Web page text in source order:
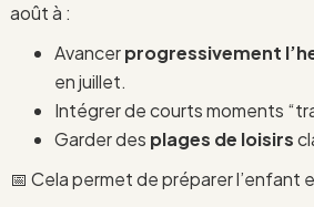
août à :
Avancerprogressivement
en juillet.
Intégrer de courts moments
Garder des plages de loisirs
📅 Cela permet de préparer l’enfant